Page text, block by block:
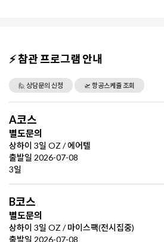
⚡ 참관 프로그램 안내
🙋 상담문의 신청 🛫 항공스케쥴 조회
A코스
별도문의
상하이 3일 OZ / 에어텔
출발일 2026-07-08
3일
B코스
별도문의
상하이 3일 OZ / 마이스팩(전시집중)
출발일 2026-07-08